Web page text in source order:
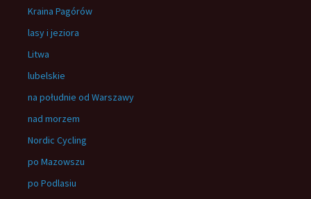
Kraina Pagórów
lasy i jeziora
Litwa
lubelskie
na południe od Warszawy
nad morzem
Nordic Cycling
po Mazowszu
po Podlasiu